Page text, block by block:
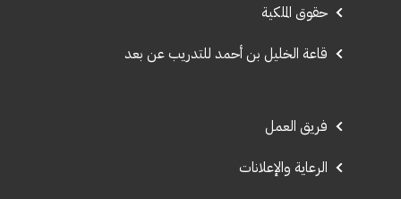
حقوق الملكية
قاعة الخليل بن أحمد للتدريب عن بعد
فريق العمل
الرعاية والإعلانات